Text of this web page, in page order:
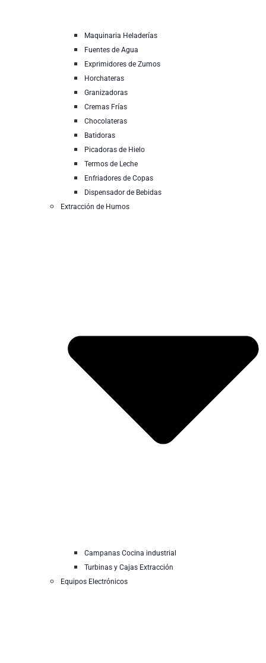
Maquinaria Heladerías
Fuentes de Agua
Exprimidores de Zumos
Horchateras
Granizadoras
Cremas Frías
Chocolateras
Batidoras
Picadoras de Hielo
Termos de Leche
Enfriadores de Copas
Dispensador de Bebidas
Extracción de Humos
Campanas Cocina industrial
Turbinas y Cajas Extracción
Equipos Electrónicos